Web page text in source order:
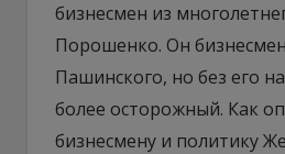
бизнесмен из
Порошенко. Он
Пашинского, но без его
более осторожный. Как
бизнесмену и политику